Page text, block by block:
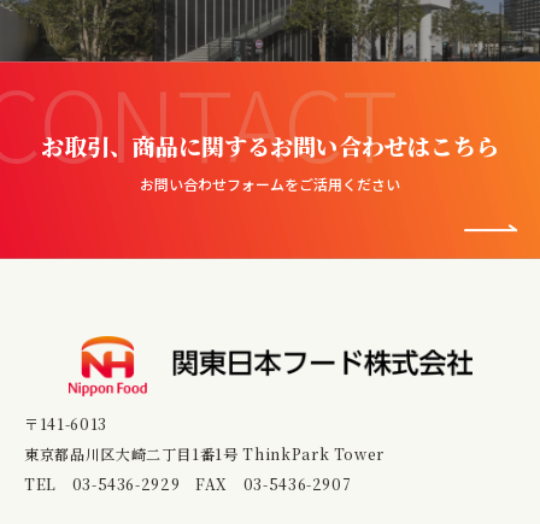
お取引、商品に関するお問い合わせはこちら
お問い合わせフォームをご活用ください
〒141-6013
東京都品川区大崎二丁目1番1号 ThinkPark Tower
TEL 03-5436-2929 FAX 03-5436-2907